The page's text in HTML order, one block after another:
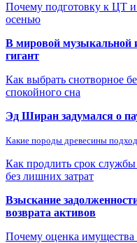
Почему подготовку к ЦТ
осенью
В мировой музыкальной
гигант
Как выбрать снотворное
спокойного сна
Эд Ширан задумался о
Какие породы древесины
Как продлить срок
без лишних затрат
Взыскание
возврата активов
Почему оценка